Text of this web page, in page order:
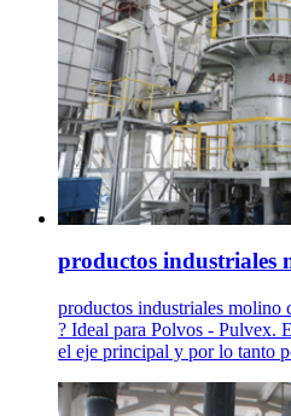
productos industriales
productos industriales
? Ideal para Polvos - Pulvex.
el eje principal y por lo tanto